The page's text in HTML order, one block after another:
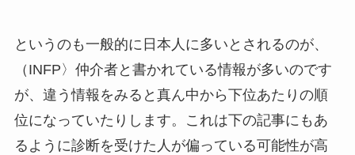
というのも一般的に日本人に多いとされるのが、
（INFP〉仲介者と書かれている情報が多いのです
が、違う情報をみると真ん中から下位あたりの順
位になっていたりします。これは下の記事にもあ
るように診断を受けた人が偏っている可能性が高